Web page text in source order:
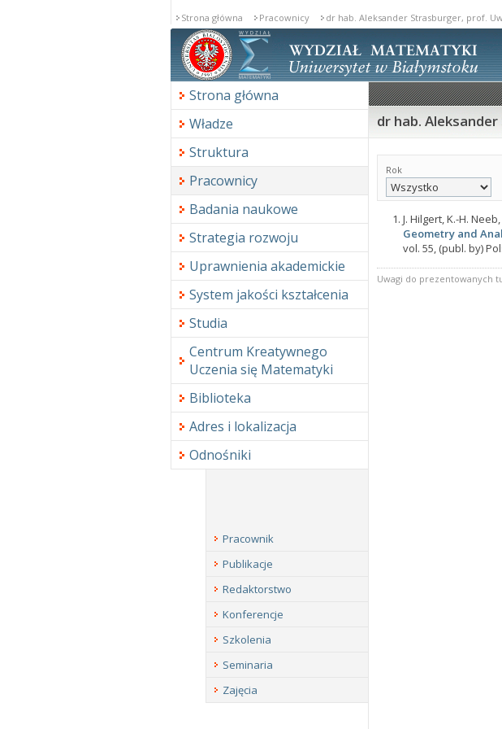
Strona główna Pracownicy
dr hab. Aleksander Strasburger, prof.
Redaktorstwo
Strona główna
Władze
Struktura
Pracownicy
Badania naukowe
Strategia rozwoju
Uprawnienia akademickie
System jakości kształcenia
Studia
Centrum Kreatywnego
Uczenia się Matematyki
Biblioteka
Adres i lokalizacja
Odnośniki
dr hab.
Rok
J. Hilgert, K.-H. Neeb,
Geometry and
vol. 55, (publ. by)
Uwagi do prezentowanych
Pracownik
Publikacje
Redaktorstwo
Konferencje
Szkolenia
Seminaria
Zajęcia